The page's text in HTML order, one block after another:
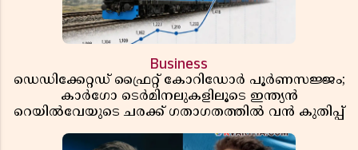
Business
ഡെഡിക്കേറ്റഡ് ഫ്രൈറ്റ് കോറിഡോർ പൂർണസജ്ജം;
കാർഗോ ടെർമിനലുകളിലൂടെ ഇന്ത്യൻ
റെയിൽവേയുടെ ചരക്ക് ഗതാഗതത്തിൽ വൻ കുതിപ്പ്